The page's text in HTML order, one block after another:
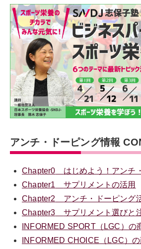
アンチ・ドーピング情報
Chapter0
はじめよう！アンチ
Chapter1
サプリメントの活用
Chapter2
アンチ・ドーピング
Chapter3
サプリメント選びと
INFORMED SPORT（LGC）の
INFORMED CHOICE（LGC）